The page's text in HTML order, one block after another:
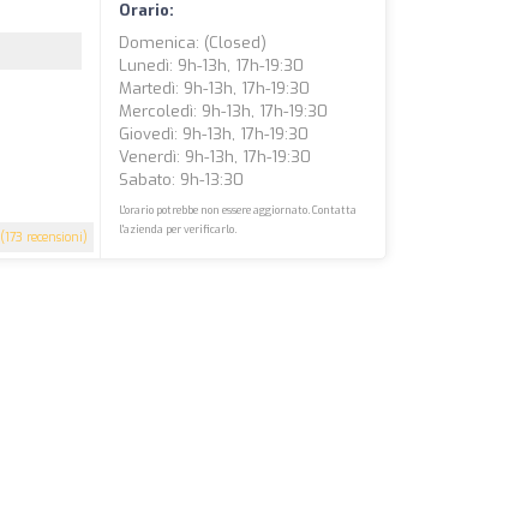
(173 recensioni)
Orario:
Domenica: (closed)
Lunedì: 9h-13h, 17h-19:30
Martedì: 9h-13h, 17h-19:30
Mercoledì: 9h-13h, 17h-19:30
Giovedì: 9h-13h, 17h-19:30
Venerdì: 9h-13h, 17h-19:30
Sabato: 9h-13:30
L'orario potrebbe non essere aggiornato. Contatta
l'azienda per verificarlo.